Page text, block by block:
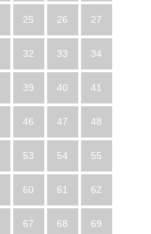
25 26 27
32 33 34
39 40 41
46 47 48
53 54 55
60 61 62
67 68 69